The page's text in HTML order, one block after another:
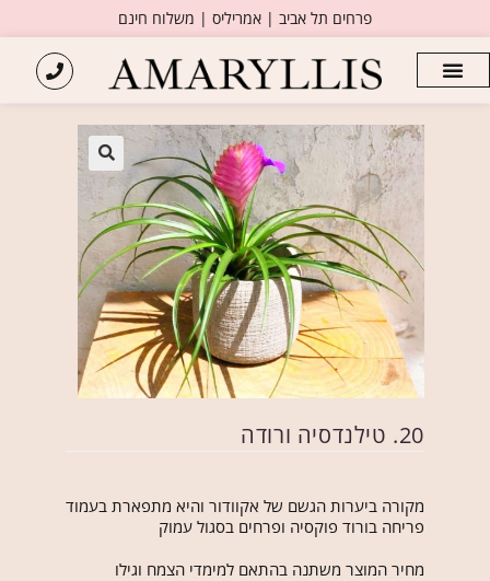
פרחים תל אביב | אמריליס | משלוח חינם
20. טילנדסיה ורודה
מקורה ביערות הגשם של אקוודור והיא מתפארת בעמוד
פריחה בורוד פוקסיה ופרחים בסגול עמוק
מחיר המוצר משתנה בהתאם למימדי הצמח וגילו